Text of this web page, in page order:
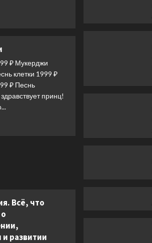
₽ Мукерджи
клетки 1999 ₽
₽ Песнь
принц!
Всё, что
и развитии